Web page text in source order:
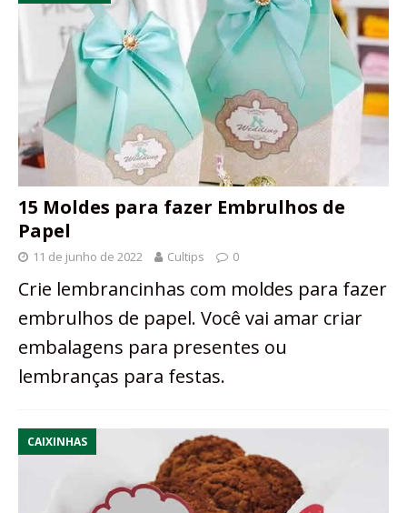
15 Moldes para fazer Embrulhos de
Papel
11 de junho de 2022 Cultips 0
Crie lembrancinhas com moldes para fazer
embrulhos de papel. Você vai amar criar
embalagens para presentes ou
lembranças para festas.
CAIXINHAS